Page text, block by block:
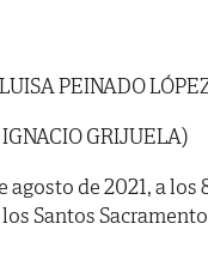
PEINADO
GRIJUELA)
agosto de 2021, a los
Santos